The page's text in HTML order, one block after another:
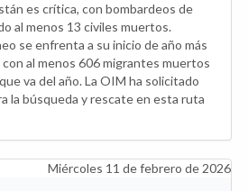
es crítica, con bombardeos de
al menos 13 civiles muertos.
se enfrenta a su inicio de año más
al menos 606 migrantes muertos
va del año. La OIM ha solicitado
la búsqueda y rescate en esta ruta
Miércoles 11 de febrero de 2026